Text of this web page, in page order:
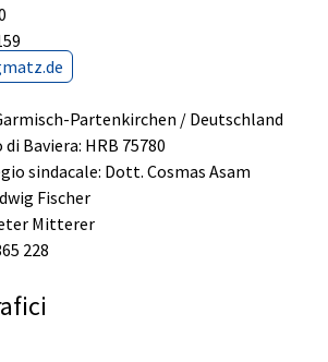
Partenkirchen / Deutschland
Baviera: HRB 75780
sindacale: Dott. Cosmas Asam
Fischer
Mitterer
228